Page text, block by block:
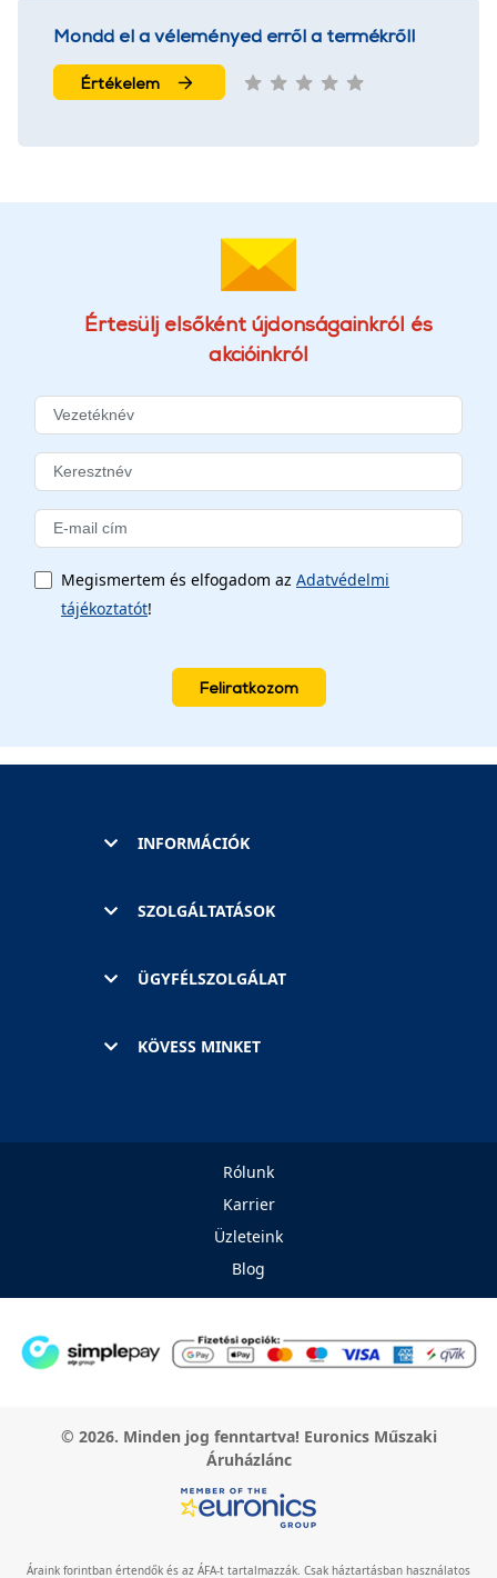
Mondd el a véleményed erről a termékről!
Értékelem
Értesülj elsőként újdonságainkról és
akcióinkról
Megismertem és elfogadom az Adatvédelmi
tájékoztatót!
Feliratkozom
INFORMÁCIÓK
SZOLGÁLTATÁSOK
ÜGYFÉLSZOLGÁLAT
KÖVESS MINKET
Rólunk
Karrier
Üzleteink
Blog
© 2026. Minden jog fenntartva! Euronics Műszaki
Áruházlánc
Áraink forintban értendők és az ÁFA-t tartalmazzák. Csak háztartásban használatos